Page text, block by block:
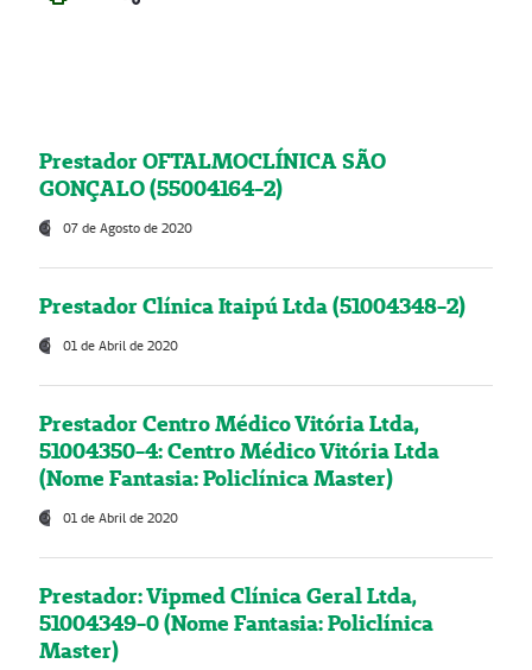
Prestador OFTALMOCLÍNICA SÃO
GONÇALO (55004164-2)
07 de Agosto de 2020
Prestador Clínica Itaipú Ltda (51004348-2)
01 de Abril de 2020
Prestador Centro Médico Vitória Ltda,
51004350-4: Centro Médico Vitória Ltda
(Nome Fantasia: Policlínica Master)
01 de Abril de 2020
Prestador: Vipmed Clínica Geral Ltda,
51004349-0 (Nome Fantasia: Policlínica
Master)